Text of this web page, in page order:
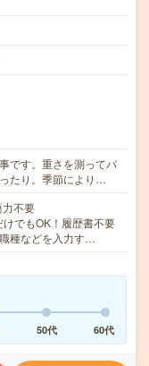
です。重さを測ってパ
たり。季節により…
力不要
でもOK！履歴書不要
種などを入力す…
50代 60代